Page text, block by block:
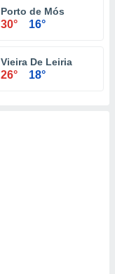
Porto de Mós
30° 16°
Vieira De Leiria
26° 18°